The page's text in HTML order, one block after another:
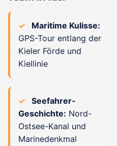
Maritime Kulisse:
GPS-Tour entlang der
Kieler Förde und
Kiellinie
Seefahrer-
Geschichte: Nord-
Ostsee-Kanal und
Marinedenkmal